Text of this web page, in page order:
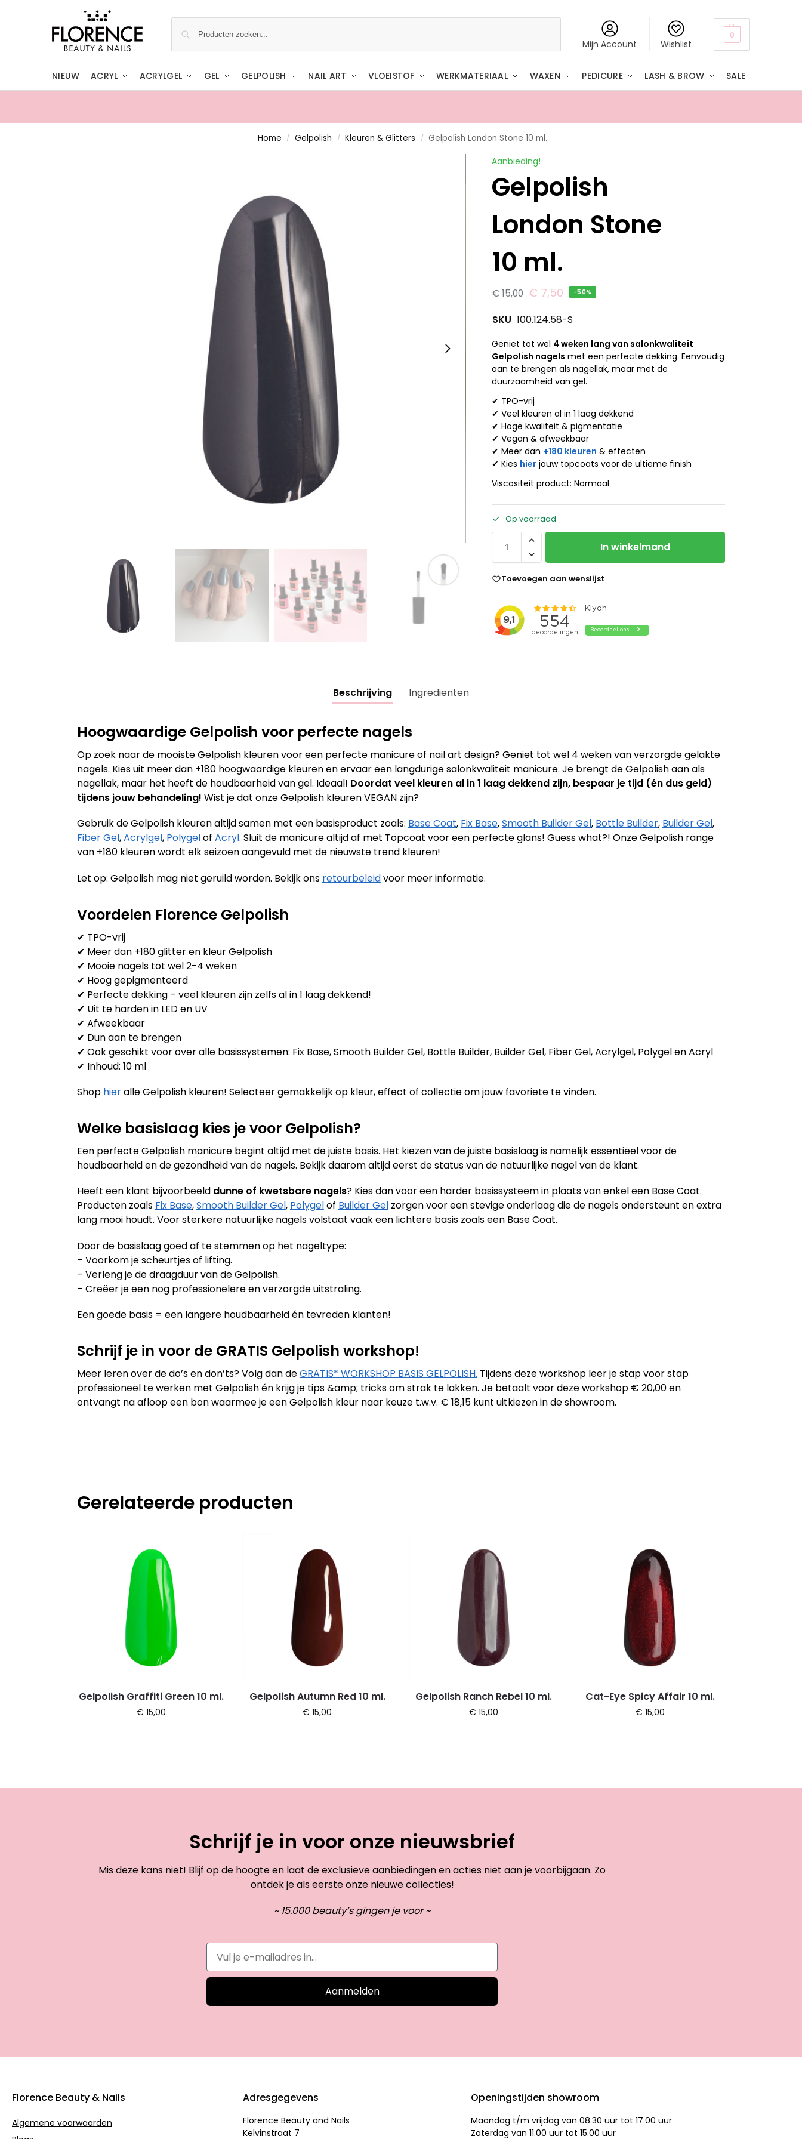
Mijn Account Wishlist
0
NIEUW ACRYL ACRYLGEL GEL GELPOLISH NAIL ART VLOEISTOF WERKMATERIAAL WAXEN PEDICURE LASH & BROW SALE
Home / Gelpolish / Kleuren & Glitters / Gelpolish London Stone 10 ml.
Aanbieding!
Gelpolish
London Stone
10 ml.
€15,00 € 7,50 -50%
SKU 100.124.58-S
Geniet tot wel 4 weken lang van salonkwaliteit
Gelpolish nagels met een perfecte dekking. Eenvoudig
aan te brengen als nagellak, maar met de
duurzaamheid van gel.
✔ TPO-vrij
✔ Veel kleuren al in 1 laag dekkend
✔ Hoge kwaliteit & pigmentatie
✔ Vegan & afweekbaar
✔ Meer dan +180 kleuren & effecten
✔ Kies hier jouw topcoats voor de ultieme finish
Viscositeit product: Normaal
Op voorraad
In winkelmand
Toevoegen aan wenslijst
Beschrijving Ingrediënten
Hoogwaardige Gelpolish voor perfecte nagels
Op zoek naar de mooiste Gelpolish kleuren voor een perfecte manicure of nail art design? Geniet tot wel 4 weken van verzorgde gelakte
nagels. Kies uit meer dan +180 hoogwaardige kleuren en ervaar een langdurige salonkwaliteit manicure. Je brengt de Gelpolish aan als
nagellak, maar het heeft de houdbaarheid van gel. Ideaal! Doordat veel kleuren al in 1 laag dekkend zijn, bespaar je tijd (én dus geld)
tijdens jouw behandeling! Wist je dat onze Gelpolish kleuren VEGAN zijn?
Gebruik de Gelpolish kleuren altijd samen met een basisproduct zoals: Base Coat, Fix Base,Smooth Builder Gel, Bottle Builder, Builder Gel,
Fiber Gel,Acrylgel, Polygelof Acryl. Sluit de manicure altijd af met Topcoat voor een perfecte glans! Guess what?! Onze Gelpolish range
van +180 kleuren wordt elk seizoen aangevuld met de nieuwste trend kleuren!
Let op: Gelpolish mag niet geruild worden. Bekijk ons retourbeleidvoor meer informatie.
Voordelen Florence Gelpolish
✔ TPO-vrij
✔ Meer dan +180 glitter en kleur Gelpolish
✔ Mooie nagels tot wel 2-4 weken
✔ Hoog gepigmenteerd
✔ Perfecte dekking – veel kleuren zijn zelfs al in 1 laag dekkend!
✔ Uit te harden in LED en UV
✔ Afweekbaar
✔ Dun aan te brengen
✔ Ook geschikt voor over alle basissystemen: Fix Base, Smooth Builder Gel, Bottle Builder, Builder Gel, Fiber Gel, Acrylgel, Polygel en Acryl
✔ Inhoud: 10 ml
Shop hieralle Gelpolish kleuren! Selecteer gemakkelijk op kleur, effect of collectie om jouw favoriete te vinden.
Welke basislaag kies je voor Gelpolish?
Een perfecte Gelpolish manicure begint altijd met de juiste basis. Het kiezen van de juiste basislaag is namelijk essentieel voor de
houdbaarheid en de gezondheid van de nagels. Bekijk daarom altijd eerst de status van de natuurlijke nagel van de klant.
Heeft een klant bijvoorbeeld dunne of kwetsbare nagels? Kies dan voor een harder basissysteem in plaats van enkel een Base Coat.
Producten zoals Fix Base,Smooth Builder Gel, Polygelof Builder Gelzorgen voor een stevige onderlaag die de nagels ondersteunt en extra
lang mooi houdt. Voor sterkere natuurlijke nagels volstaat vaak een lichtere basis zoals een Base Coat.
Door de basislaag goed af te stemmen op het nageltype:
– Voorkom je scheurtjes of lifting.
– Verleng je de draagduur van de Gelpolish.
– Creëer je een nog professionelere en verzorgde uitstraling.
Een goede basis = een langere houdbaarheid én tevreden klanten!
Schrijf je in voor de GRATIS Gelpolish workshop!
Meer leren over de do’s en don’ts? Volg dan deGRATIS* WORKSHOP BASIS GELPOLISH. Tijdens deze workshop leer je stap voor stap
professioneel te werken met Gelpolish én krijg je tips &amp; tricks om strak te lakken. Je betaalt voor deze workshop € 20,00 en
ontvangt na afloop een bon waarmee je een Gelpolish kleur naar keuze t.w.v. € 18,15 kunt uitkiezen in de showroom.
Gerelateerde producten
Gelpolish Graffiti Green 10 ml.
€ 15,00
Gelpolish Autumn Red 10 ml.
€ 15,00
Gelpolish Ranch Rebel 10 ml.
€ 15,00
Cat-Eye Spicy Affair 10 ml.
€ 15,00
Schrijf je in voor onze nieuwsbrief
Mis deze kans niet! Blijf op de hoogte en laat de exclusieve aanbiedingen en acties niet aan je voorbijgaan. Zo
ontdek je als eerste onze nieuwe collecties!
~ 15.000 beauty’s gingen je voor ~
Aanmelden
Florence Beauty & Nails
Algemene voorwaarden
Adresgegevens
Florence Beauty and Nails
Kelvinstraat 7
Openingstijden showroom
Maandag t/m vrijdag van 08.30 uur tot 17.00 uur
Zaterdag van 11.00 uur tot 15.00 uur